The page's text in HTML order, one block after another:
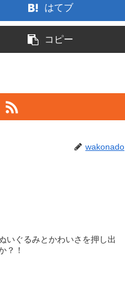
はてブ
コピー
wakonado
いぐるみとかわいさを押し出
？！